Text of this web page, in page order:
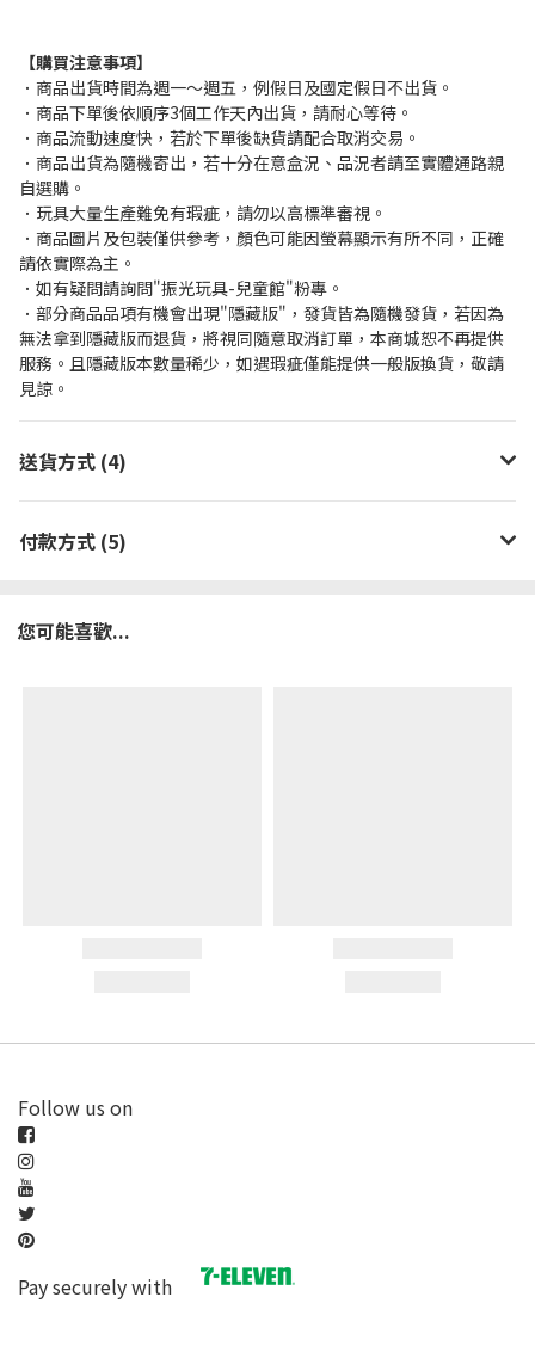
【購買注意事項】
．商品出貨時間為週一～週五，例假日及國定假日不出貨。
．商品下單後依順序3個工作天內出貨，請耐心等待。
．商品流動速度快，若於下單後缺貨請配合取消交易。
．商品出貨為隨機寄出，若十分在意盒況、品況者請至實體通路親
自選購。
．玩具大量生產難免有瑕疵，請勿以高標準審視。
．商品圖片及包裝僅供參考，顏色可能因螢幕顯示有所不同，正確
請依實際為主。
．如有疑問請詢問"振光玩具-兒童館"粉專。
．部分商品品項有機會出現"隱藏版"，發貨皆為隨機發貨，若因為
無法拿到隱藏版而退貨，將視同隨意取消訂單，本商城恕不再提供
服務。且隱藏版本數量稀少，如遇瑕疵僅能提供一般版換貨，敬請
見諒。
送貨方式 (4)
付款方式 (5)
您可能喜歡...
Follow us on
Pay securely with